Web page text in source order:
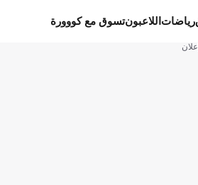
رياضات اللاعبونتسوق مع كووورة
إعلان